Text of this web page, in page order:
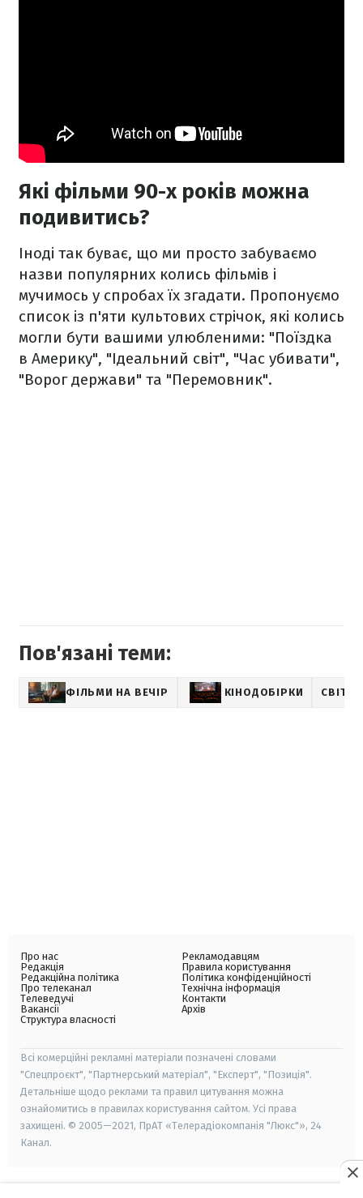
Які фільми 90-х років можна
подивитись?
Іноді так буває, що ми просто забуваємо
назви популярних колись фільмів і
мучимось у спробах їх згадати. Пропонуємо
список із п'яти культових стрічок, які колись
могли бути вашими улюбленими: "Поїздка
в Америку", "Ідеальний світ", "Час убивати",
"Ворог держави" та "Перемовник".
Пов'язані теми:
ФІЛЬМИ НА ВЕЧІР КІНОДОБІРКИ
Про нас
Редакція
Редакційна політика
Про телеканал
Телеведучі
Вакансії
Структура власності
Рекламодавцям
Правила користування
Політика конфіденційності
Технічна інформація
Контакти
Архів
Всі комерційні рекламні матеріали позначені словами
"Спецпроєкт", "Партнерський матеріал", "Експерт", "Позиція".
Детальніше щодо реклами та правил цитування можна
ознайомитись в правилах користування сайтом. Усі права
захищені. © 2005—2021, ПрАТ «Телерадіокомпанія "Люкс"», 24
Канал.